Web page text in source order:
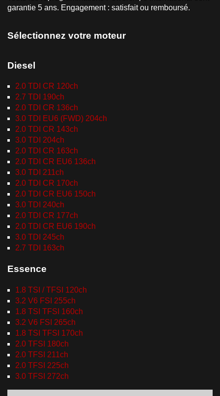
garantie 5 ans. Engagement : satisfait ou remboursé.
Sélectionnez votre moteur
Diesel
2.0 TDI CR 120ch
2.7 TDI 190ch
2.0 TDI CR 136ch
3.0 TDI EU6 (FWD) 204ch
2.0 TDI CR 143ch
3.0 TDI 204ch
2.0 TDI CR 163ch
2.0 TDI CR EU6 136ch
3.0 TDI 211ch
2.0 TDI CR 170ch
2.0 TDI CR EU6 150ch
3.0 TDI 240ch
2.0 TDI CR 177ch
2.0 TDI CR EU6 190ch
3.0 TDI 245ch
2.7 TDI 163ch
Essence
1.8 TSI / TFSI 120ch
3.2 V6 FSI 255ch
1.8 TSI TFSI 160ch
3.2 V6 FSI 265ch
1.8 TSI TFSI 170ch
2.0 TFSI 180ch
2.0 TFSI 211ch
2.0 TFSI 225ch
3.0 TFSI 272ch